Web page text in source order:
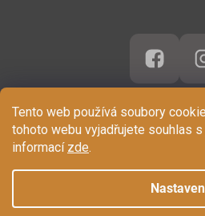
Tento web používá soubory
tohoto webu vyjadřujete souhlas
informací zde.